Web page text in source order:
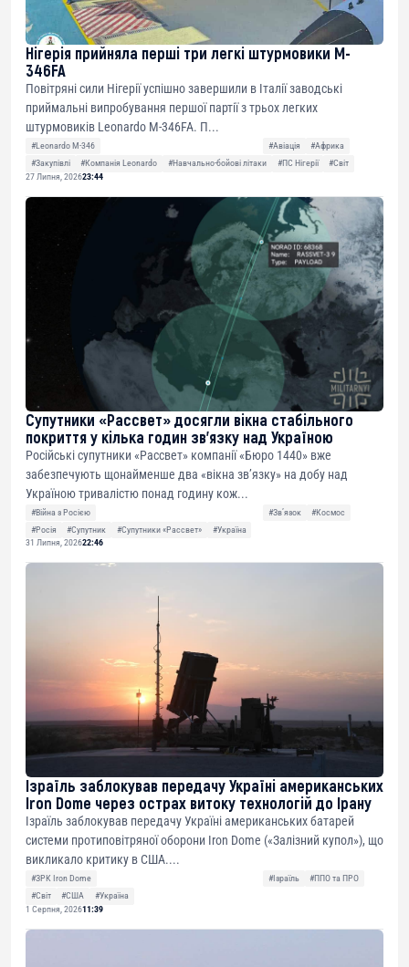
Нігерія прийняла перші три легкі штурмовики M-
346FA
Повітряні сили Нігерії успішно завершили в Італії заводські
приймальні випробування першої партії з трьох легких
штурмовиків Leonardo M-346FA. П...
#Leonardo M-346 #Авіація
#Африка
#Закупівлі
#Компанія Leonardo #Навчально-бойові літаки #ПС Нігерії
#Світ
27 Липня, 202623:44
Супутники «Рассвет» досягли вікна стабільного
покриття у кілька годин зв’язку над Україною
Російські супутники «Рассвет» компанії «Бюро 1440» вже
забезпечують щонайменше два «вікна зв’язку» на добу над
Україною тривалістю понад годину кож...
#Війна з Росією #Звʼязок
#Космос
#Росія
#Супутник #Супутники «Рассвет»
#Україна
31 Липня, 202622:46
Ізраїль заблокував передачу Україні американських
Iron Dome через острах витоку технологій до Ірану
Ізраїль заблокував передачу Україні американських батарей
системи протиповітряної оборони Iron Dome («Залізний купол»), що
викликало критику в США....
#ЗРК Iron Dome #Ізраїль
#ППО та ПРО
#Світ
#США
#Україна
1 Серпня, 202611:39